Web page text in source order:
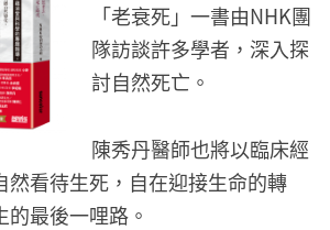
「老衰死」一書由NHK團
隊訪談許多學者，深入探
討自然死亡。
陳秀丹醫師也將以臨床經
然看待生死，自在迎接生命的轉
最後一哩路。